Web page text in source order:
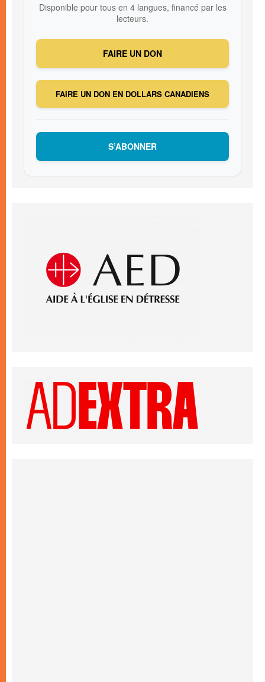
Disponible pour tous en 4 langues, financé par les
lecteurs.
FAIRE UN DON
FAIRE UN DON EN DOLLARS CANADIENS
S’ABONNER